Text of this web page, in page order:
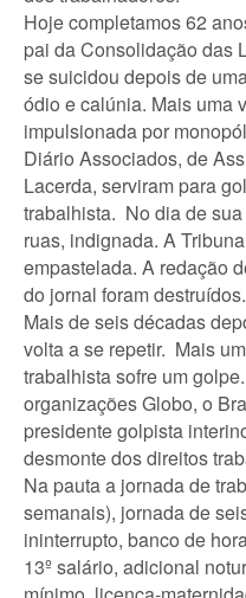
Hoje completamos 62
pai da Consolidação das
se suicidou depois de
ódio e calúnia. Mais uma
impulsionada por
Diário Associados, de
Lacerda, serviram para
trabalhista. No dia de
ruas, indignada. A
empastelada. A redação
do jornal foram destruídos.
Mais de seis décadas
volta a se repetir. Mais
trabalhista sofre um
organizações Globo, o
presidente golpista
desmonte dos direitos
Na pauta a jornada de
semanais), jornada de
ininterrupto, banco de
13º salário, adicional